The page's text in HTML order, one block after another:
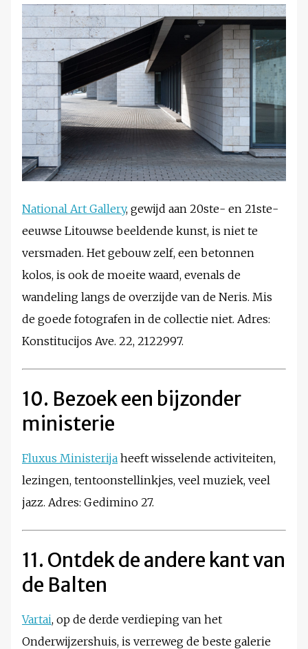
National Art Gallery, gewijd aan 20ste- en 21ste-
eeuwse Litouwse beeldende kunst, is niet te
versmaden. Het gebouw zelf, een betonnen
kolos, is ook de moeite waard, evenals de
wandeling langs de overzijde van de Neris. Mis
de goede fotografen in de collectie niet. Adres:
Konstitucijos Ave. 22, 2122997.
10. Bezoek een bijzonder
ministerie
Fluxus Ministerija heeft wisselende activiteiten,
lezingen, tentoonstellinkjes, veel muziek, veel
jazz. Adres: Gedimino 27.
11. Ontdek de andere kant van
de Balten
Vartai, op de derde verdieping van het
Onderwijzershuis, is verreweg de beste galerie